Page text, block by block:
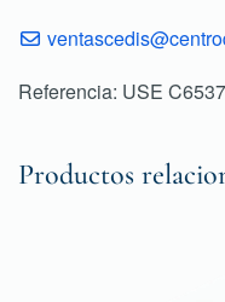
Referencia: USE
Productos